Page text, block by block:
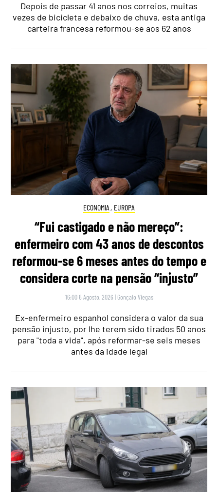
Depois de passar 41 anos nos correios, muitas
vezes de bicicleta e debaixo de chuva, esta antiga
carteira francesa reformou-se aos 62 anos
ECONOMIA , EUROPA
“Fui castigado e não mereço”:
enfermeiro com 43 anos de descontos
reformou-se 6 meses antes do tempo e
considera corte na pensão “injusto”
16:00 6 Agosto, 2026 | Gonçalo Viegas
Ex-enfermeiro espanhol considera o valor da sua
pensão injusto, por lhe terem sido tirados 50 anos
para "toda a vida", após reformar-se seis meses
antes da idade legal